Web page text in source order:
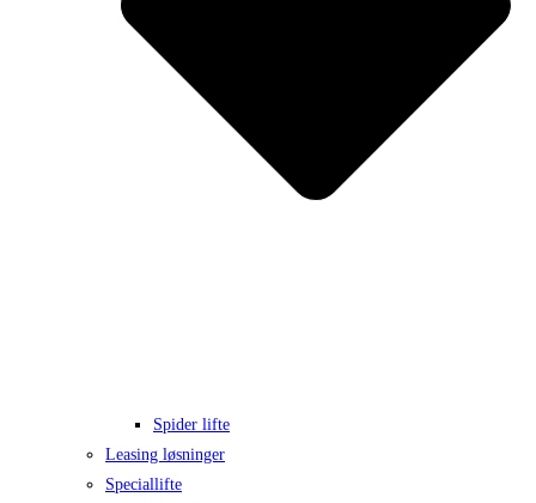
Spider lifte
Leasing løsninger
Speciallifte